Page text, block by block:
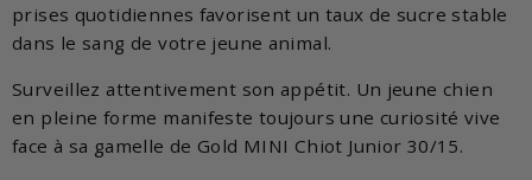
prises quotidiennes favorisent un taux de sucre stable
dans le sang de votre jeune animal.
Surveillez attentivement son appétit. Un jeune chien
en pleine forme manifeste toujours une curiosité vive
face à sa gamelle de Gold MINI Chiot Junior 30/15.